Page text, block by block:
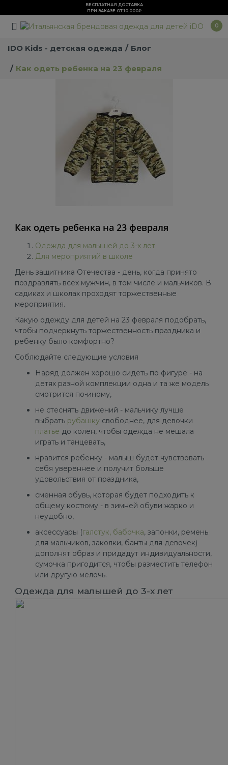
БЕСПЛАТНАЯ ДОСТАВКА
ПРИ ЗАКАЗЕ ОТ 10 000₽
0
IDO Kids - детская одежда Блог
Как одеть ребенка на 23 февраля
Как одеть ребенка на 23 февраля
Одежда для малышей до 3-х лет
Для мероприятий в школе
День защитника Отечества - день, когда принято
поздравлять всех мужчин, в том числе и мальчиков. В
садиках и школах проходят торжественные
мероприятия.
Какую одежду для детей на 23 февраля подобрать,
чтобы подчеркнуть торжественность праздника и
ребенку было комфортно?
Соблюдайте следующие условия
Наряд должен хорошо сидеть по фигуре - на
детях разной комплекции одна и та же модель
смотрится по-иному,
не стеснять движений - мальчику лучше
выбрать рубашку свободнее, для девочки
платье до колен, чтобы одежда не мешала
играть и танцевать,
нравится ребенку - малыш будет чувствовать
себя увереннее и получит больше
удовольствия от праздника,
сменная обувь, которая будет подходить к
общему костюму - в зимней обуви жарко и
неудобно,
аксессуары (галстук, бабочка, запонки, ремень
для мальчиков, заколки, банты для девочек)
дополнят образ и придадут индивидуальности,
сумочка пригодится, чтобы разместить телефон
или другую мелочь.
Одежда для малышей до 3-х лет